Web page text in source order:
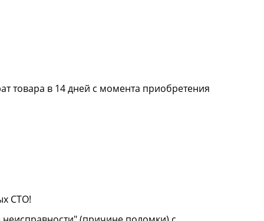
товара в 14 дней с момента приобретения
СТО!